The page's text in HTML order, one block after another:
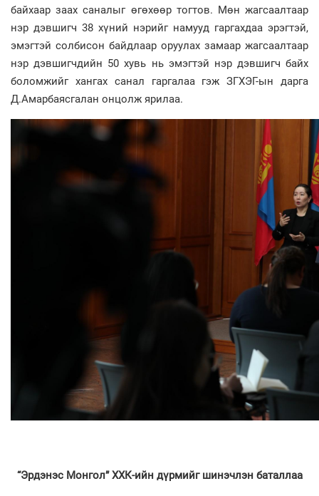
байхаар заах саналыг өгөхөөр тогтов. Мөн жагсаалтаар
нэр дэвшигч 38 хүний нэрийг намууд гаргахдаа эрэгтэй,
эмэгтэй солбисон байдлаар оруулах замаар жагсаалтаар
нэр дэвшигчдийн 50 хувь нь эмэгтэй нэр дэвшигч байх
боломжийг хангах санал гаргалаа гэж ЗГХЭГ-ын дарга
Д.Амарбаясгалан онцолж ярилаа.
“Эрдэнэс Монгол” ХХК-ийн дүрмийг шинэчлэн баталлаа